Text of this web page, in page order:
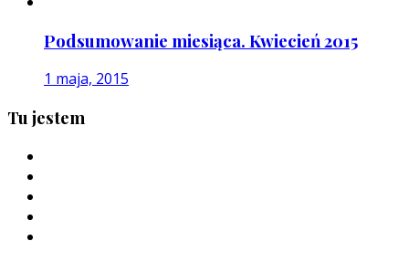
Podsumowanie miesiąca. Kwiecień 2015
1 maja, 2015
Tu jestem